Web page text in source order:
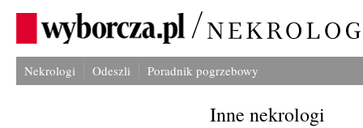
Nekrologi Odeszli Poradnik pogrzebowy
Inne nekrologi